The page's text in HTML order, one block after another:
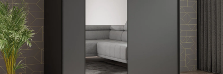
Accessoires
Japandi
Scandinavisch